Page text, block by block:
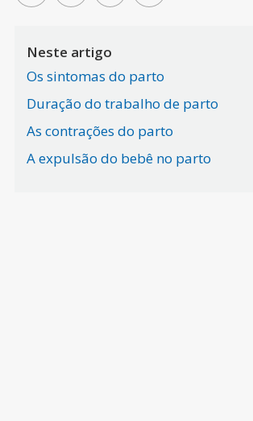
Neste artigo
Os sintomas do parto
Duração do trabalho de parto
As contrações do parto
A expulsão do bebê no parto